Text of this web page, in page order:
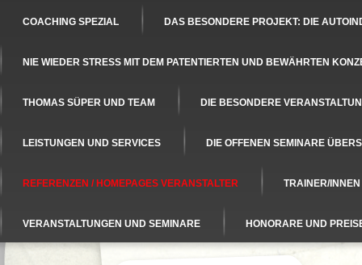
COACHING SPEZIAL DAS BESONDERE PROJEKT: DIE
NIE WIEDER STRESS MIT DEM PATENTIERTEN UND BEWÄHRTEN
THOMAS SÜPER UND TEAM DIE BESONDERE
LEISTUNGEN UND SERVICES DIE OFFENEN SEMINARE
REFERENZEN / HOMEPAGES VERANSTALTER TRAINER/
VERANSTALTUNGEN UND SEMINARE HONORARE UND